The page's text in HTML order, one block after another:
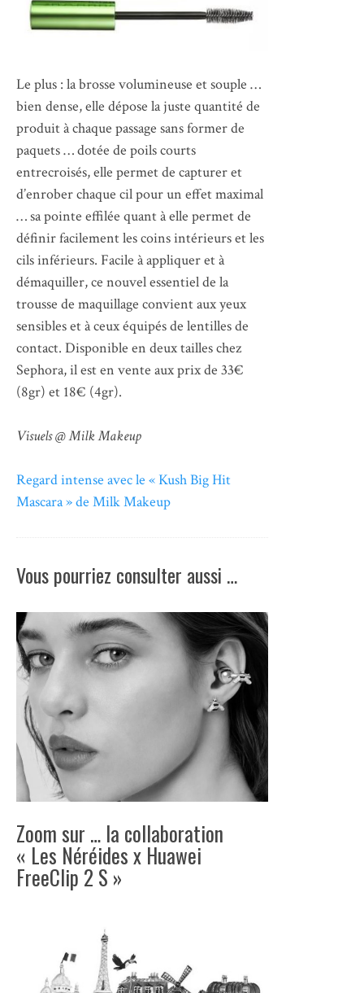
Le plus : la brosse volumineuse et souple …
bien dense, elle dépose la juste quantité de
produit à chaque passage sans former de
paquets … dotée de poils courts
entrecroisés, elle permet de capturer et
d’enrober chaque cil pour un effet maximal
… sa pointe effilée quant à elle permet de
définir facilement les coins intérieurs et les
cils inférieurs. Facile à appliquer et à
démaquiller, ce nouvel essentiel de la
trousse de maquillage convient aux yeux
sensibles et à ceux équipés de lentilles de
contact. Disponible en deux tailles chez
Sephora, il est en vente aux prix de 33€
(8gr) et 18€ (4gr).
Visuels @ Milk Makeup
Regard intense avec le « Kush Big Hit
Mascara » de Milk Makeup
Vous pourriez consulter aussi …
Zoom sur … la collaboration
« Les Néréides x Huawei
FreeClip 2 S »